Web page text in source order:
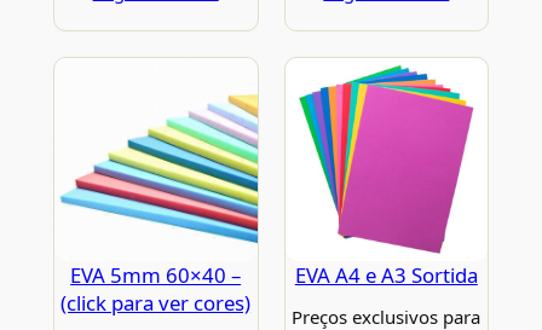
EVA 5mm 60×40 –
(click para ver cores)
EVA A4 e A3 Sortida
Preços exclusivos para